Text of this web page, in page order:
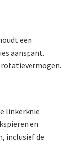
een
aanspant.
rotatievermogen.
linkerknie
en
inclusief de